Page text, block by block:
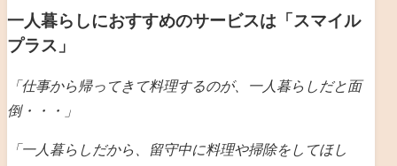
一人暮らしにおすすめのサービスは「スマイル
プラス」
「仕事から帰ってきて料理するのが、一人暮らしだと面
倒・・・」
「一人暮らしだから、留守中に料理や掃除をしてほし